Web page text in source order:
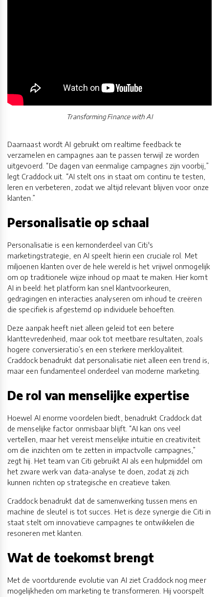
Transforming Finance with AI
Daarnaast wordt AI gebruikt om realtime feedback te
verzamelen en campagnes aan te passen terwijl ze worden
uitgevoerd. “De dagen van eenmalige campagnes zijn voorbij,”
legt Craddock uit. “AI stelt ons in staat om continu te testen,
leren en verbeteren, zodat we altijd relevant blijven voor onze
klanten.”
Personalisatie op schaal
Personalisatie is een kernonderdeel van Citi's
marketingstrategie, en AI speelt hierin een cruciale rol. Met
miljoenen klanten over de hele wereld is het vrijwel onmogelijk
om op traditionele wijze inhoud op maat te maken. Hier komt
AI in beeld: het platform kan snel klantvoorkeuren,
gedragingen en interacties analyseren om inhoud te creëren
die specifiek is afgestemd op individuele behoeften.
Deze aanpak heeft niet alleen geleid tot een betere
klanttevredenheid, maar ook tot meetbare resultaten, zoals
hogere conversieratio’s en een sterkere merkloyaliteit.
Craddock benadrukt dat personalisatie niet alleen een trend is,
maar een fundamenteel onderdeel van moderne marketing.
De rol van menselijke expertise
Hoewel AI enorme voordelen biedt, benadrukt Craddock dat
de menselijke factor onmisbaar blijft. “AI kan ons veel
vertellen, maar het vereist menselijke intuïtie en creativiteit
om die inzichten om te zetten in impactvolle campagnes,”
zegt hij. Het team van Citi gebruikt AI als een hulpmiddel om
het zware werk van data-analyse te doen, zodat zij zich
kunnen richten op strategische en creatieve taken.
Craddock benadrukt dat de samenwerking tussen mens en
machine de sleutel is tot succes. Het is deze synergie die Citi in
staat stelt om innovatieve campagnes te ontwikkelen die
resoneren met klanten.
Wat de toekomst brengt
Met de voortdurende evolutie van AI ziet Craddock nog meer
mogelijkheden om marketing te transformeren. Hij voorspelt